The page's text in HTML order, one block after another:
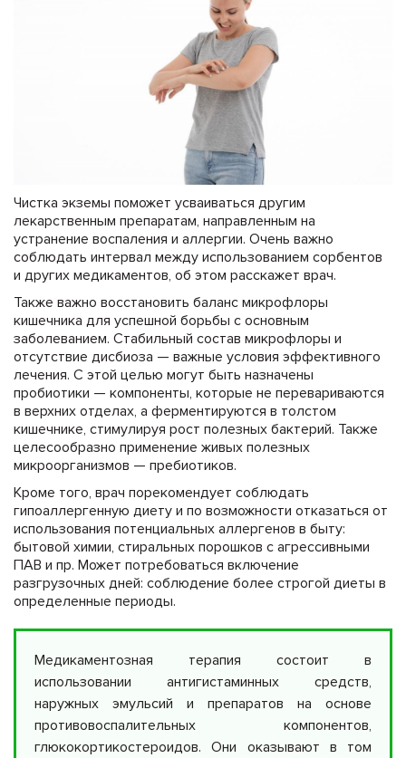
Чистка экземы поможет усваиваться другим
лекарственным препаратам, направленным на
устранение воспаления и аллергии. Очень важно
соблюдать интервал между использованием сорбентов
и других медикаментов, об этом расскажет врач.
Также важно восстановить баланс микрофлоры
кишечника для успешной борьбы с основным
заболеванием. Стабильный состав микрофлоры и
отсутствие дисбиоза — важные условия эффективного
лечения. С этой целью могут быть назначены
пробиотики — компоненты, которые не перевариваются
в верхних отделах, а ферментируются в толстом
кишечнике, стимулируя рост полезных бактерий. Также
целесообразно применение живых полезных
микроорганизмов — пребиотиков.
Кроме того, врач порекомендует соблюдать
гипоаллергенную диету и по возможности отказаться от
использования потенциальных аллергенов в быту:
бытовой химии, стиральных порошков с агрессивными
ПАВ и пр. Может потребоваться включение
разгрузочных дней: соблюдение более строгой диеты в
определенные периоды.
Медикаментозная терапия состоит в
использовании антигистаминных средств,
наружных эмульсий и препаратов на основе
противовоспалительных компонентов,
глюкокортикостероидов. Они оказывают в том